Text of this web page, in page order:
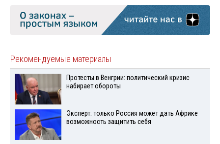
Рекомендуемые материалы
Протесты в Венгрии: политический кризис
набирает обороты
Эксперт: только Россия может дать Африке
возможность защитить себя